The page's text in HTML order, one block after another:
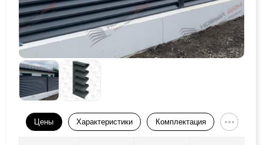
Цены Характеристики Комплектация